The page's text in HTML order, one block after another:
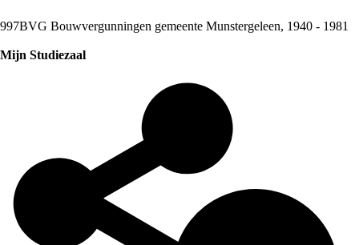
997BVG Bouwvergunningen gemeente Munstergeleen, 1940 - 1981
Mijn Studiezaal